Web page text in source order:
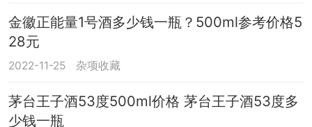
金徽正能量1号酒多少钱一瓶？500ml参考价格5
28元
2022-11-25 杂项收藏
茅台王子酒53度500ml价格 茅台王子酒53度多
少钱一瓶